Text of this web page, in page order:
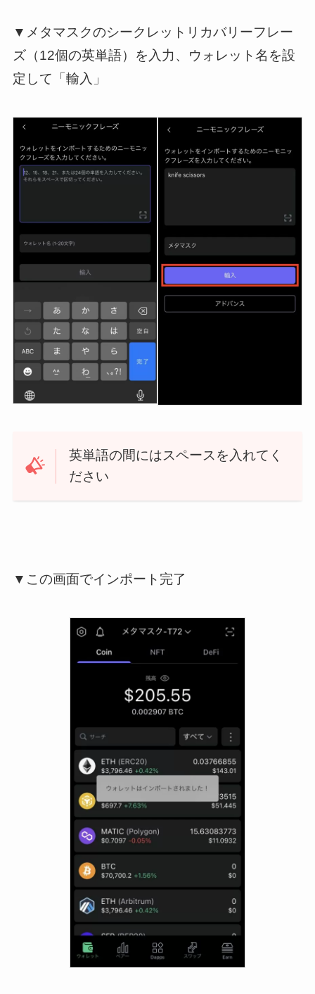
▼メタマスクのシークレットリカバリーフレー
ズ（12個の英単語）を入力、ウォレット名を設
定して「輸入」
英単語の間にはスペースを入れてく
ださい
▼この画面でインポート完了